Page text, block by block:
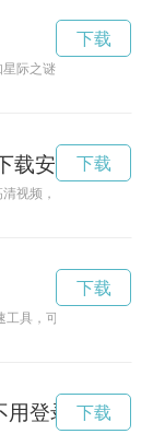
际之谜，解锁宇宙奥
下载
安装
视频，那么就不容错
下载
具，可以帮助用户提
下载
登录 下载